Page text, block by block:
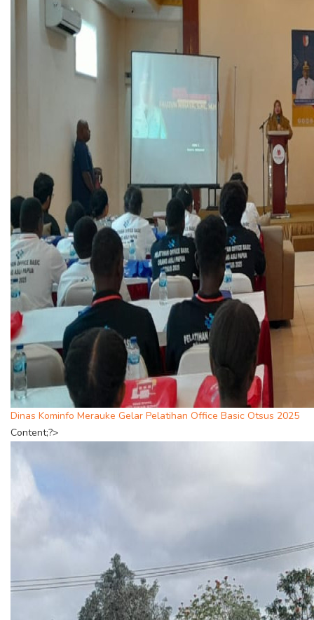
Dinas Kominfo Merauke Gelar Pelatihan Office Basic Otsus 2025
Content;?>